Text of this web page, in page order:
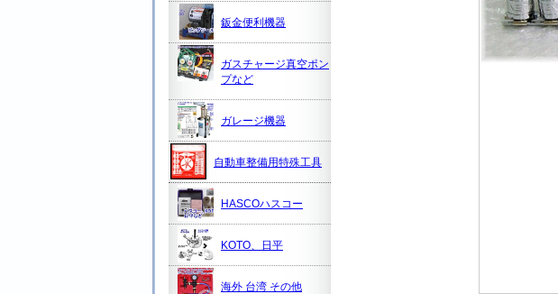
鈑金便利機器
ガスチャージ真空ポン
プなど
ガレージ機器
自動車整備用特殊工具
HASCOハスコー
KOTO、日平
海外 台湾 その他